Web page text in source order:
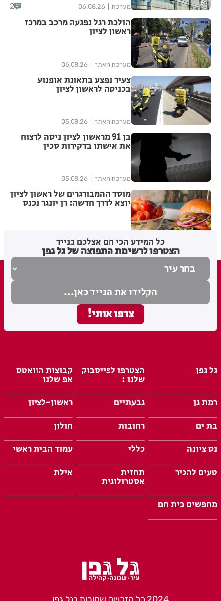
מערכת 06.08.26
2
הולכת רגל נפגעה מרכב במרכז
ראשון לציון
מערכת האתר 06.08.26
צעיר נפצע בתאונת אופנוע
בכניסה לראשון לציון
מערכת האתר 05.08.26
בן 91 מראשון לציון ניסה לרצוח
את אישתו בדקירות סכין
מערכת האתר 05.08.26
מוסד ההמבורגרים של ראשון לציון
יוצא לדרך חדשה: רן יונגר נכנס
כל המידע הכי חם אצלכם בנייד
הצטרפו לרשימת התפוצה של גל גפן
גל גפן הצטרפו לפייסבוק
שלנו :
קבוצות הוואטס
אפ שלנו
רמת גן
גבעתיים
ראשון-לציון
בת ים
רחובות
חולון
נס ציונה
כללי
עמוד הבית ראשי
טעים להכיר
תחזית
אסטרולוגית
אילת
מחפשים בית חם